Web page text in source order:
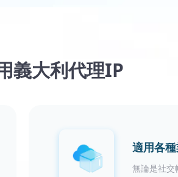
義大利代理IP
適用各
無論是社交